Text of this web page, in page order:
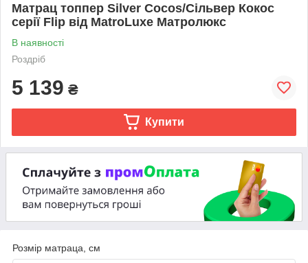
Матрац топпер Silver Cocos/Сільвер Кокос
серії Flip вiд MatroLuxe Матролюкс
В наявності
Роздріб
5 139 ₴
Купити
Розмір матраца, см